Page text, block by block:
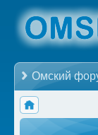
Омский